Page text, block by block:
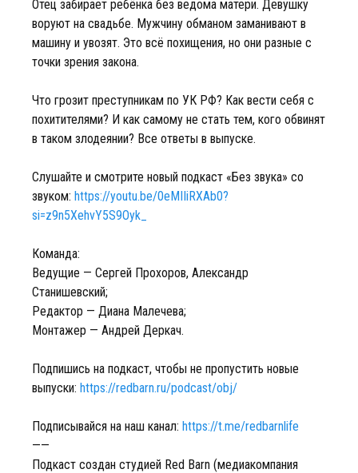
Отец забирает ребёнка без ведома матери. Девушку
воруют на свадьбе. Мужчину обманом заманивают в
машину и увозят. Это всё похищения, но они разные с
точки зрения закона.
Что грозит преступникам по УК РФ? Как вести себя с
похитителями? И как самому не стать тем, кого обвинят
в таком злодеянии? Все ответы в выпуске.
Слушайте и смотрите новый подкаст «Без звука» со
звуком: https://youtu.be/0eMIIiRXAb0?
si=z9n5XehvY5S9Oyk_
Команда:
Ведущие — Сергей Прохоров, Александр
Станишевский;
Редактор — Диана Малечева;
Монтажер — Андрей Деркач.
Подпишись на подкаст, чтобы не пропустить новые
выпуски: https://redbarn.ru/podcast/obj/
Подписывайся на наш канал: https://t.me/redbarnlife
——
Подкаст создан студией Red Barn (медиакомпания